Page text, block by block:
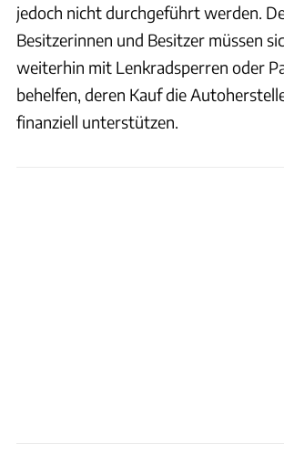
jedoch nicht durchgeführt werden.
Besitzerinnen und Besitzer müssen
weiterhin mit Lenkradsperren oder
behelfen, deren Kauf die
finanziell unterstützen.